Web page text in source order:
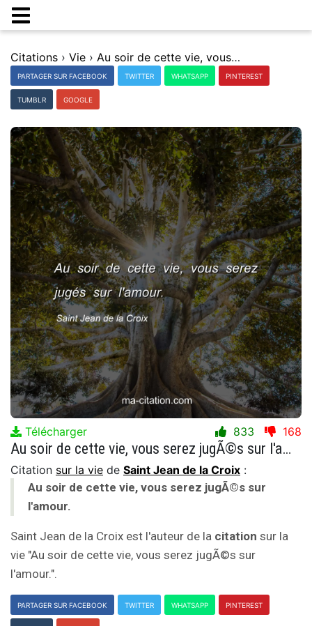
Citations › Vie › Au soir de cette vie, vous serez jugÃ©s sur l'amour.
PARTAGER SUR FACEBOOK TWITTER WHATSAPP PINTEREST
TUMBLR GOOGLE
Télécharger 833 168
Au soir de cette vie, vous serez jugÃ©s sur l'amour.
Citation sur la vie de Saint Jean de la Croix :
Au soir de cette vie, vous serez jugÃ©s sur
l'amour.
Saint Jean de la Croix est l'auteur de la citation sur la
vie "Au soir de cette vie, vous serez jugÃ©s sur
l'amour.".
PARTAGER SUR FACEBOOK TWITTER WHATSAPP PINTEREST